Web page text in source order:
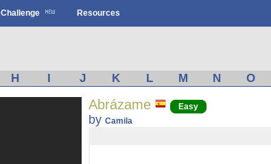
Challenge Resources
H I J K L M N O
Abrázame Easy
by Camila